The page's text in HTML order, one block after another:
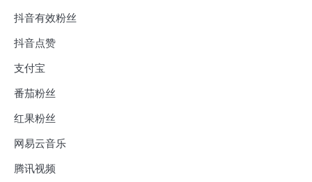
抖音有效粉丝
抖音点赞
支付宝
番茄粉丝
红果粉丝
网易云音乐
腾讯视频